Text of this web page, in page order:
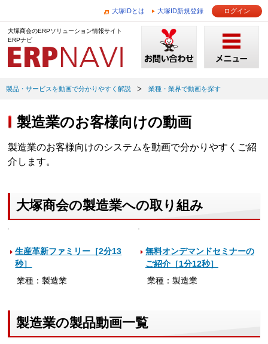
大塚IDとは 大塚ID新規登録 ログイン
大塚商会のERPソリューション情報サイト
ERPナビ
製品・サービスを動画で分かりやすく解説 業種・業界で動画を探す
製造業のお客様向けの動画
製造業のお客様向けのシステムを動画で分かりやすくご紹
介します。
大塚商会の製造業への取り組み
生産革新ファミリー［2分13
秒］
業種：製造業
無料オンデマンドセミナーの
ご紹介［1分12秒］
業種：製造業
製造業の製品動画一覧